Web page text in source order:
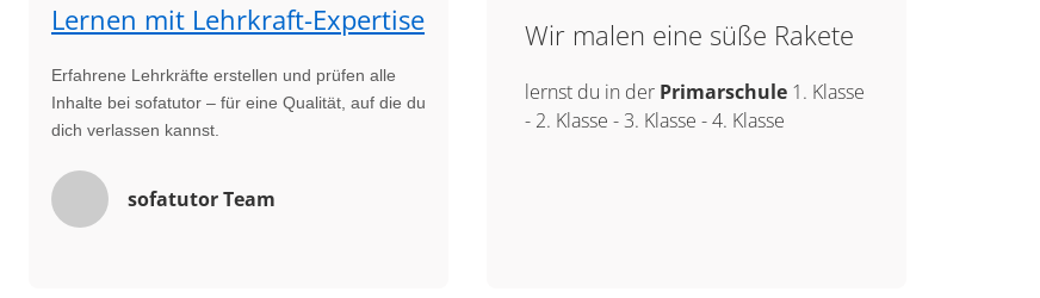
Lernen mit Lehrkraft-Expertise
Erfahrene Lehrkräfte erstellen und prüfen alle
Inhalte bei sofatutor – für eine Qualität, auf die du
dich verlassen kannst.
sofatutor Team
Wir malen eine süße Rakete
lernst du in der Primarschule 1. Klasse
- 2. Klasse - 3. Klasse -4. Klasse